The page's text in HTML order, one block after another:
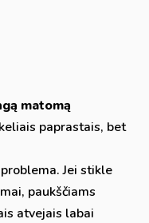
matomą
paprastais, bet
Jei stikle
paukščiams
atvejais labai